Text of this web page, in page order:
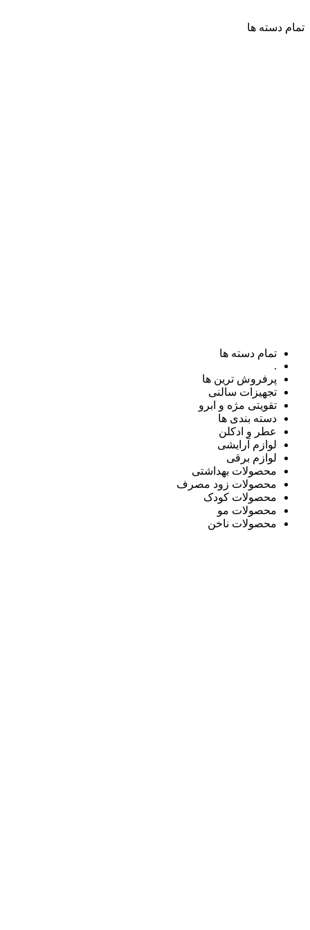
تمام دسته ها
تمام دسته ها
.
پرفروش ترین ها
تجهیزات سالنی
تقویتی مژه و ابرو
دسته بندی ها
عطر و ادکلن
لوازم آرایشی
لوازم برقی
محصولات بهداشتی
محصولات زود مصرف
محصولات کودک
محصولات مو
محصولات ناخن